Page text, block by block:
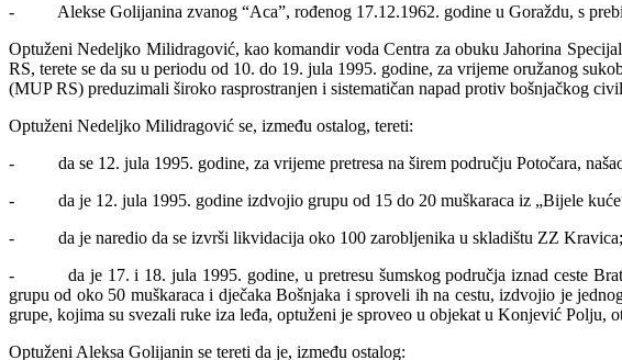
- Alekse Golijanina zvanog “Aca”, rođenog 17.12.1962. godine u Goraždu, s
Optuženi Nedeljko Milidragović, kao komandir voda Centra za obuku Jahorina
RS, terete se da su u periodu od 10. do 19. jula 1995. godine, za vrijeme oružanog
(MUP RS) preduzimali široko rasprostranjen i sistematičan napad protiv bošnjačkog
Optuženi Nedeljko Milidragović se, između ostalog, tereti:
- da se 12. jula 1995. godine, za vrijeme pretresa na širem području Potočara,
- da je 12. jula 1995. godine izdvojio grupu od 15 do 20 muškaraca iz „Bijele
- da je naredio da se izvrši likvidacija oko 100 zarobljenika u skladištu ZZ Kravica;
- da je 17. i 18. jula 1995. godine, u pretresu šumskog područja iznad ceste
grupu od oko 50 muškaraca i dječaka Bošnjaka i sproveli ih na cestu, izdvojio je
grupe, kojima su svezali ruke iza leđa, optuženi je sproveo u objekat u Konjević Polju,
Optuženi Aleksa Golijanin se tereti da je, između ostalog: